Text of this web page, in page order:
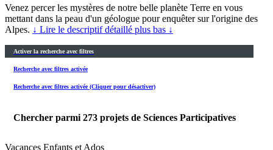
Venez percer les mystères de notre belle planète Terre en vous
mettant dans la peau d'un géologue pour enquêter sur l'origine des
Alpes. ↓ Lire le descriptif détaillé plus bas ↓
Activer la recherche avec filtres
Recherche avec filtres activée
Recherche avec filtres activée (Cliquer pour désactiver)
Chercher parmi 273 projets de Sciences Participatives
Vacances Enfants et Ados